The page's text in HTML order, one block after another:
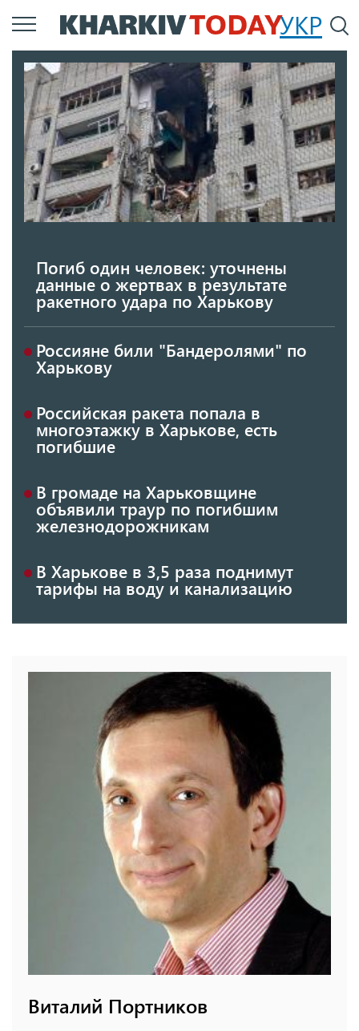
Перейти
к
содержанию
УКР
Погиб один человек: уточнены
данные о жертвах в результате
ракетного удара по Харькову
Россияне били "Бандеролями" по
Харькову
Российская ракета попала в
многоэтажку в Харькове, есть
погибшие
В громаде на Харьковщине
объявили траур по погибшим
железнодорожникам
В Харькове в 3,5 раза поднимут
тарифы на воду и канализацию
Виталий Портников